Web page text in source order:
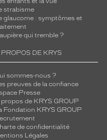
strabisme
glaucome : symptômes et
qui tremble ?
DE KRYS
sommes-nous ?
preuves de la confiance
Presse
de KRYS GROUP
Fondation KRYS GROUP
de confidentialité
Légales